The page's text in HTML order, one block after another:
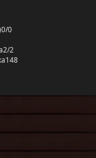
0/0
2/2
148